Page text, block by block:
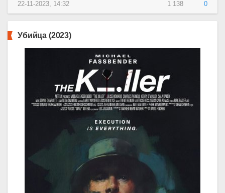
1 138 0
22-11-2023, 14:32
Убийца (2023)